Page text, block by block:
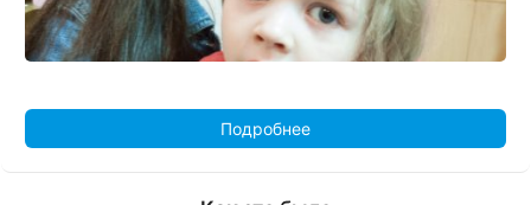
Подробнее